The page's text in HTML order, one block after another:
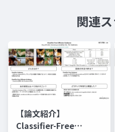
関連
【論文紹介】
Classifier-Free